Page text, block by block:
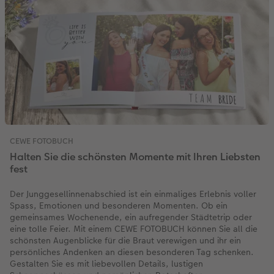
Erinnerungstasche
CEWE FOTOBUCH Kids
Einband mit Leder und Leinen
Erste Schritte
Bestellwege
Kundenbeispiele
Kundengeschichten
Coffeetable Book «Art Collection»
Premium Poster
Fotosets
Fotosticker
Zubehör
Fotocollage
hexxas
Acrylglas
Alu Dibond
Foto auf Holz
Hartschaum
Mehrteiler
Wandgestaltung
Klappkarten
Fotokarten
Postkarten
Einzelkarten im Direktversand
Schule & Büro
Haustiere
Faber-Castell
Art Prints
Foto-Geschenkbox
CEWE Geschenkgutschein
Foto-Leckerlidose
Neuheiten
Kunststoffhüllen
Lederhüllen
Holzhülle
Handykette
Mit Design
Wandkalender A4
Wandkalender A4 Panorama
Wandkalender A3
Tischkalender Quadratisch
Zubehör
Muttertagsgeschenke
Geschenke zum Abschied
Fotogeschenke zum Osterfest
für Brautpaare
für den JGA
Jahrbuch
Fotowettbewerbe
Kundengeschichten
App
CEWE FOTOBUCH
Halten Sie die schönsten Momente mit Ihren Liebsten
fest
Der Junggesellinnenabschied ist ein einmaliges Erlebnis voller
Spass, Emotionen und besonderen Momenten. Ob ein
gemeinsames Wochenende, ein aufregender Städtetrip oder
eine tolle Feier. Mit einem CEWE FOTOBUCH können Sie all die
schönsten Augenblicke für die Braut verewigen und ihr ein
persönliches Andenken an diesen besonderen Tag schenken.
Gestalten Sie es mit liebevollen Details, lustigen